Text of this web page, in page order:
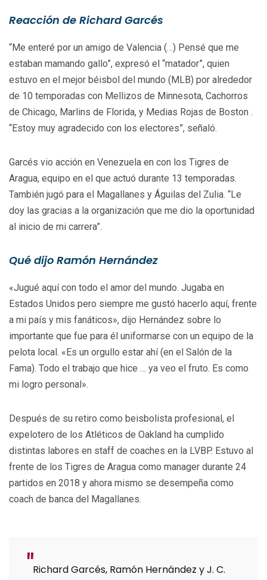
Reacción de Richard Garcés
“Me enteré por un amigo de Valencia (…) Pensé que me
estaban mamando gallo”, expresó el “matador”, quien
estuvo en el mejor béisbol del mundo (MLB) por alrededor
de 10 temporadas con Mellizos de Minnesota, Cachorros
de Chicago, Marlins de Florida, y Medias Rojas de Boston .
“Estoy muy agradecido con los electores”, señaló.
Garcés vio acción en Venezuela en con los Tigres de
Aragua, equipo en el que actuó durante 13 temporadas.
También jugó para el Magallanes y Águilas del Zulia. “Le
doy las gracias a la organización que me dio la oportunidad
al inicio de mi carrera”.
Qué dijo Ramón Hernández
«Jugué aquí con todo el amor del mundo. Jugaba en
Estados Unidos pero siempre me gustó hacerlo aquí, frente
a mi país y mis fanáticos», dijo Hernández sobre lo
importante que fue para él uniformarse con un equipo de la
pelota local. «Es un orgullo estar ahí (en el Salón de la
Fama). Todo el trabajo que hice … ya veo el fruto. Es como
mi logro personal».
Después de su retiro como beisbolista profesional, el
expelotero de los Atléticos de Oakland ha cumplido
distintas labores en staff de coaches en la LVBP. Estuvo al
frente de los Tigres de Aragua como manager durante 24
partidos en 2018 y ahora mismo se desempeña como
coach de banca del Magallanes.
Richard Garcés, Ramón Hernández y J. C.